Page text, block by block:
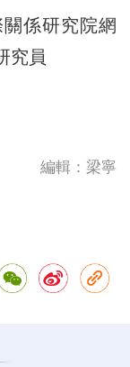
係研究院網
究員
編輯：梁寧